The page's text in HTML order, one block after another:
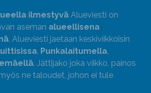
ilmestyvä Alueviesti on
aseman alueellisena
. Alueviesti jaetaan keskiviikkoisin
, Punkalaitumella,
. Jättijako joka viikko, painos
ne taloudet, johon ei tule